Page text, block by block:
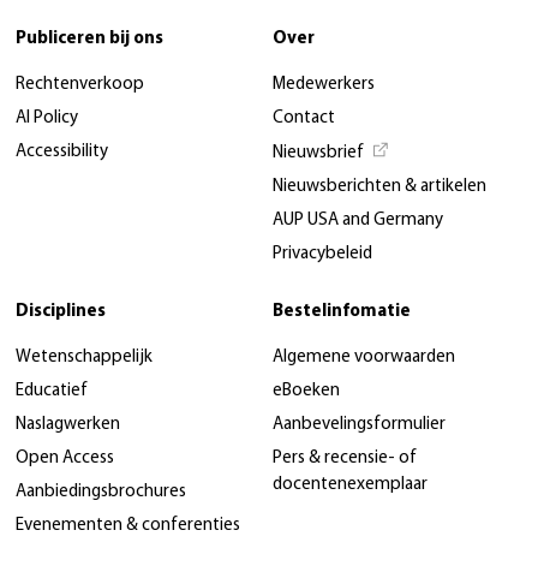
Publiceren bij ons
Rechtenverkoop
AI Policy
Accessibility
Over
Medewerkers
Contact
Nieuwsbrief
Nieuwsberichten & artikelen
AUP USA and Germany
Privacybeleid
Disciplines
Wetenschappelijk
Educatief
Naslagwerken
Open Access
Aanbiedingsbrochures
Evenementen & conferenties
Bestelinfomatie
Algemene voorwaarden
eBoeken
Aanbevelingsformulier
Pers & recensie- of
docentenexemplaar